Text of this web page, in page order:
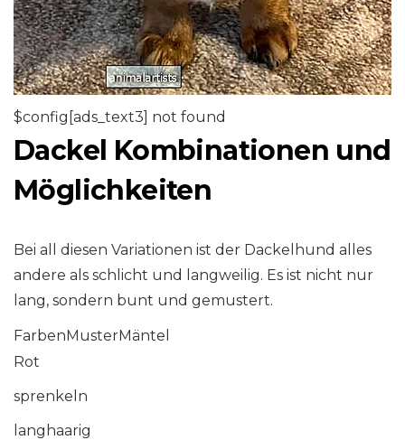
$config[ads_text3] not found
Dackel Kombinationen und
Möglichkeiten
Bei all diesen Variationen ist der Dackelhund alles
andere als schlicht und langweilig. Es ist nicht nur
lang, sondern bunt und gemustert.
FarbenMusterMäntel
Rot
sprenkeln
langhaarig